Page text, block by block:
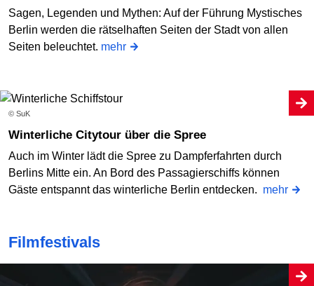
Sagen, Legenden und Mythen: Auf der Führung Mystisches
Berlin werden die rätselhaften Seiten der Stadt von allen
Seiten beleuchtet. mehr
© SuK
Winterliche Citytour über die Spree
Auch im Winter lädt die Spree zu Dampferfahrten durch
Berlins Mitte ein. An Bord des Passagierschiffs können
Gäste entspannt das winterliche Berlin entdecken. mehr
Filmfestivals